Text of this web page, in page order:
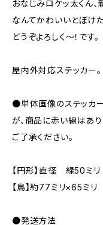
おなじみロケッ太くん
なんてかわいいとぼけた
どうぞよろしく〜！です。
屋内外対応ステッカー。
●単体画像のステッカ
が、商品に赤い線はあり
ご了承ください。
【円形】直径 緑50ミ
【鳥】約77ミリ×65ミリ
●発送方法